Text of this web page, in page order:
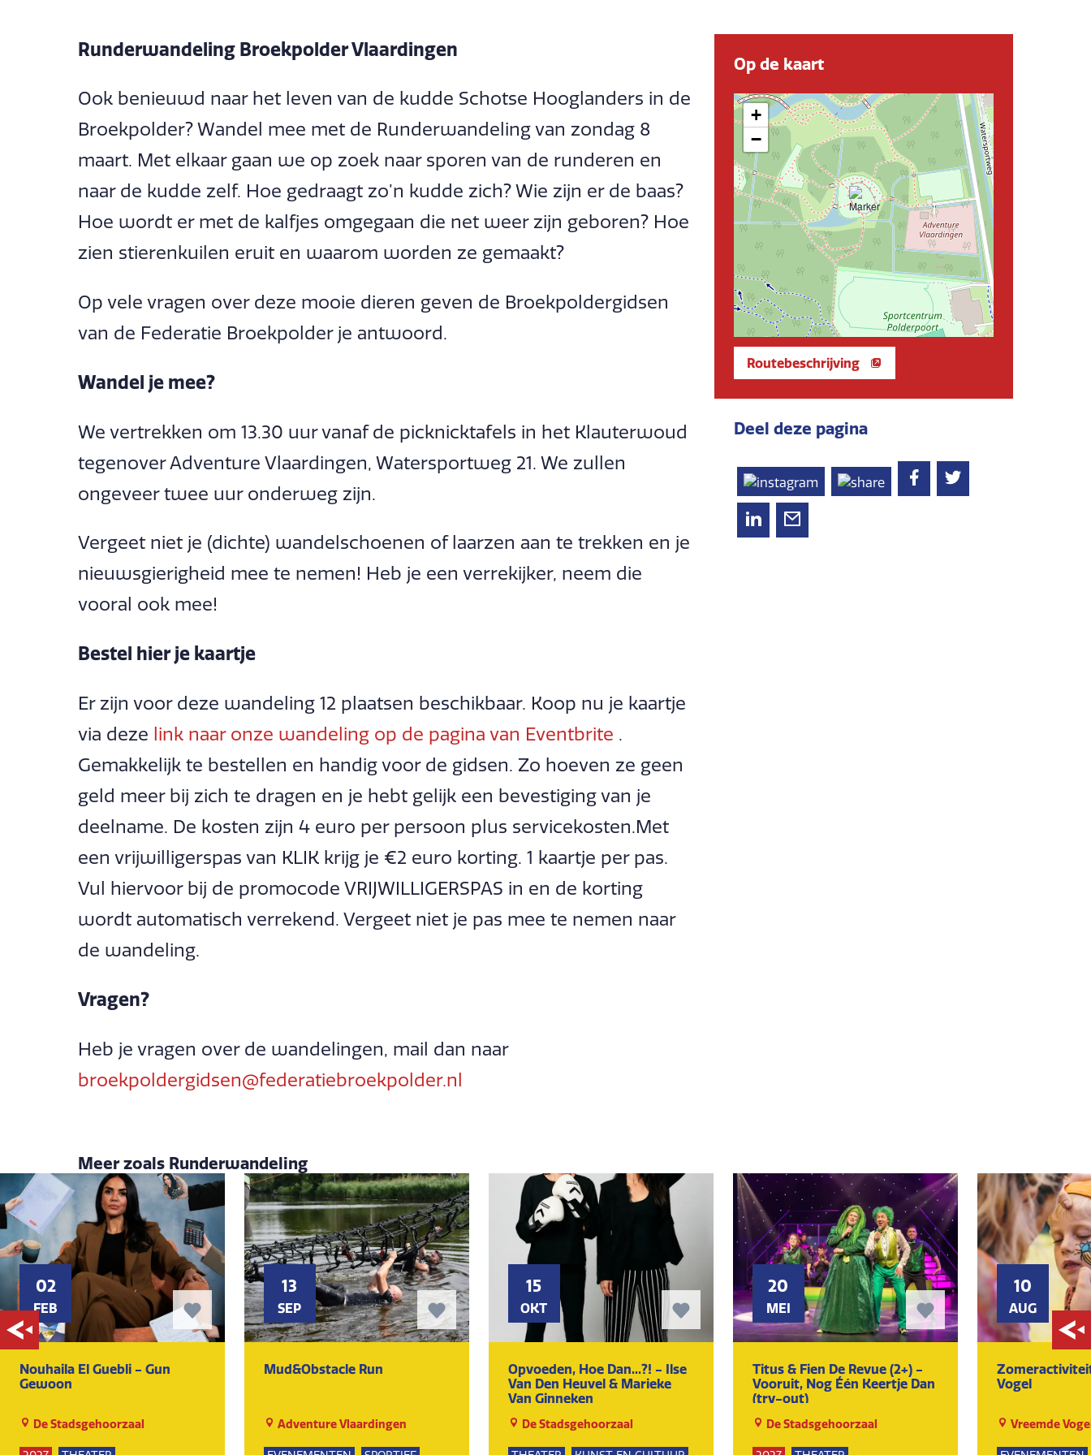
Runderwandeling Broekpolder Vlaardingen
Ook benieuwd naar het leven van de kudde Schotse Hooglanders in de
Broekpolder? Wandel mee met de Runderwandeling van zondag 8
maart. Met elkaar gaan we op zoek naar sporen van de runderen en
naar de kudde zelf. Hoe gedraagt zo’n kudde zich? Wie zijn er de baas?
Hoe wordt er met de kalfjes omgegaan die net weer zijn geboren? Hoe
zien stierenkuilen eruit en waarom worden ze gemaakt?
Op vele vragen over deze mooie dieren geven de Broekpoldergidsen
van de Federatie Broekpolder je antwoord.
Wandel je mee?
We vertrekken om 13.30 uur vanaf de picknicktafels in het Klauterwoud
tegenover Adventure Vlaardingen, Watersportweg 21. We zullen
ongeveer twee uur onderweg zijn.
Vergeet niet je (dichte) wandelschoenen of laarzen aan te trekken en je
nieuwsgierigheid mee te nemen! Heb je een verrekijker, neem die
vooral ook mee!
Bestel hier je kaartje
Er zijn voor deze wandeling 12 plaatsen beschikbaar. Koop nu je kaartje
via deze link naar onze wandeling op de pagina van Eventbrite .
Gemakkelijk te bestellen en handig voor de gidsen. Zo hoeven ze geen
geld meer bij zich te dragen en je hebt gelijk een bevestiging van je
deelname. De kosten zijn 4 euro per persoon plus servicekosten.Met
een vrijwilligerspas van KLIK krijg je €2 euro korting. 1 kaartje per pas.
Vul hiervoor bij de promocode VRIJWILLIGERSPAS in en de korting
wordt automatisch verrekend. Vergeet niet je pas mee te nemen naar
de wandeling.
Vragen?
Heb je vragen over de wandelingen, mail dan naar
broekpoldergidsen@federatiebroekpolder.nl
Op de kaart
+
−
Routebeschrijving
Deel deze pagina
Meer zoals Runderwandeling
02
FEB
Nouhaila El Guebli - Gun
Gewoon
De Stadsgehoorzaal
13
SEP
Mud&Obstacle Run
Adventure Vlaardingen
15
OKT
Opvoeden, Hoe Dan...?! - Ilse
Van Den Heuvel & Marieke
Van Ginneken
De Stadsgehoorzaal
20
MEI
Titus & Fien De Revue (2+) -
Vooruit, Nog Één Keertje Dan
(try-out)
De Stadsgehoorzaal
10
AUG
Vogel
Vreemde